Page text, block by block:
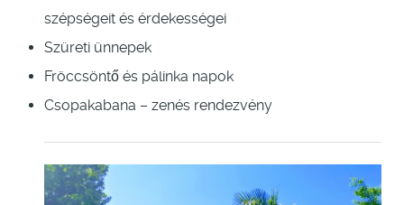
szépségeit és érdekességei
Szüreti ünnepek
Fröccsöntő és pálinka napok
Csopakabana – zenés rendezvény